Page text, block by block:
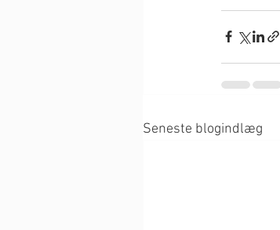
Seneste blogindlæg